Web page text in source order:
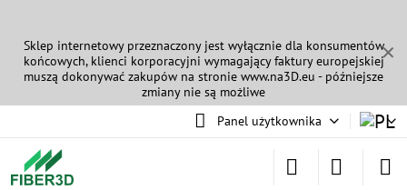
✕
Sklep internetowy przeznaczony jest wyłącznie dla konsumentów
końcowych, klienci korporacyjni wymagający faktury europejskiej
muszą dokonywać zakupów na stronie www.na3D.eu - późniejsze
zmiany nie są możliwe
Panel użytkownika